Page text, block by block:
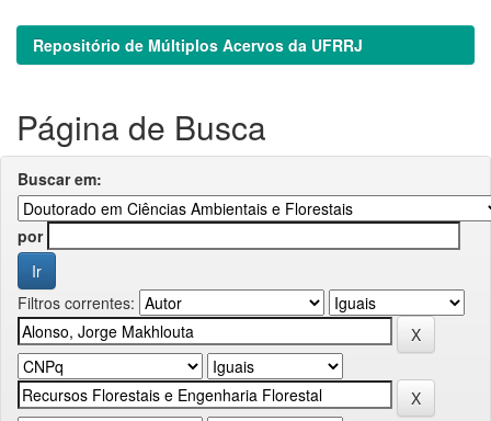
Repositório de Múltiplos Acervos da UFRRJ
Página de Busca
Buscar em:
por
Filtros correntes: